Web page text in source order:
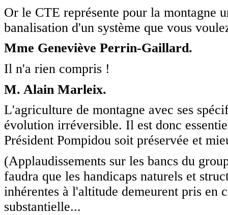
Or le CTE représente pour la montagne
banalisation d'un système que vous
Mme Geneviève Perrin-Gaillard.
Il n'a rien compris !
M. Alain Marleix.
L'agriculture de montagne avec ses
évolution irréversible. Il est donc
Président Pompidou soit préservée et
(Applaudissements sur les bancs du
faudra que les handicaps naturels et
inhérentes à l'altitude demeurent pris en
substantielle...